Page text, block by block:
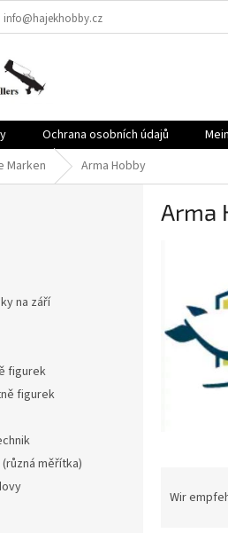
info@hajekhobby.cz
Ochrana osobních údajů
Marken Arma Hobby
na září
figurek
figurek
měřítka)
Arma
Wir